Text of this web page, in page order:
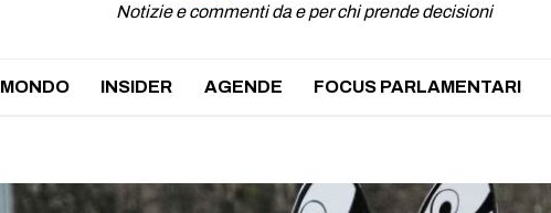
Notizie e commenti da e per chi prende decisioni
MONDO INSIDER AGENDE FOCUS PARLAMENTARI